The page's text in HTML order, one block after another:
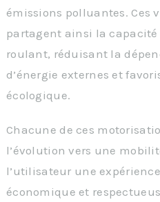
émissions polluantes. Ces
partagent ainsi la capacité
roulant, réduisant la
d’énergie externes et
écologique.
Chacune de ces
l’évolution vers une
l’utilisateur une
économique et